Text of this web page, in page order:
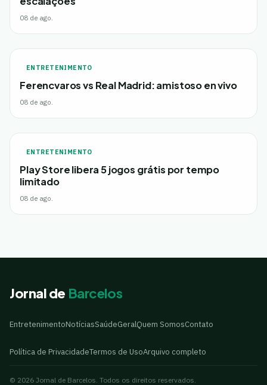
08 de ago.
ENTRETENIMENTO
Ferencvaros vs Real Madrid: amistoso en vivo
08 de ago.
ENTRETENIMENTO
Play Store libera 5 jogos grátis por tempo
limitado
08 de ago.
Jornal de Barcelos
EntretenimentoNotíciasSaúdeGeralQuem SomosContato
Política de PrivacidadeTermos de UsoArquivo completo
© 2026 Jornal de Barcelos. Todos os direitos reservados.